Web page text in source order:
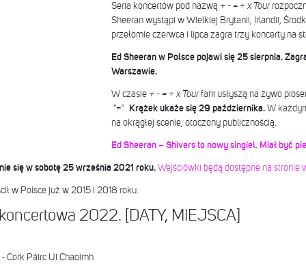
Seria koncertów pod nazwą + - = ÷ x Tour
Sheeran wystąpi w Wielkiej Brytanii, Irlandii,
przełomie czerwca i lipca zagra trzy koncerty na
Ed Sheeran w Polsce pojawi się 25 sierpnia.
Warszawie.
W czasie + - = ÷ x Tourfani usłyszą na żywo
"=".
Krążek ukaże się 29 października.W
na okrągłej scenie, otoczony publicznością.
Ed Sheeran – Shivers to nowy singiel. Miał być
się w sobotę 25 września 2021 roku. Wejściówki będą dostępne na stronie
w Polsce już w 2015 i 2018 roku.
2022. [DATY, MIEJSCA]
Cork Páirc Uí Chaoimh